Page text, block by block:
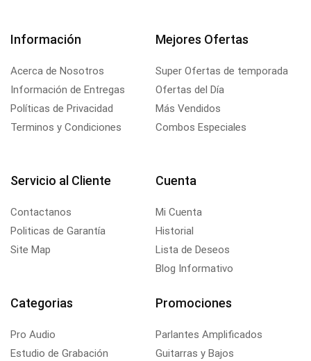
Información
Acerca de Nosotros
Información de Entregas
Políticas de Privacidad
Terminos y Condiciones
Mejores Ofertas
Super Ofertas de temporada
Ofertas del Día
Más Vendidos
Combos Especiales
Servicio al Cliente
Contactanos
Politicas de Garantía
Site Map
Cuenta
Mi Cuenta
Historial
Lista de Deseos
Blog Informativo
Categorias
Pro Audio
Estudio de Grabación
Promociones
Parlantes Amplificados
Guitarras y Bajos